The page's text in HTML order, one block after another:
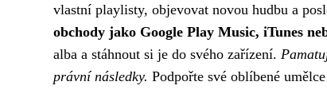
vlastní playlisty, objevovat novou hudbu a
obchody jako Google Play Music, iTunes
alba a stáhnout si je do svého zařízení.
právní následky. Podpořte své oblíbené